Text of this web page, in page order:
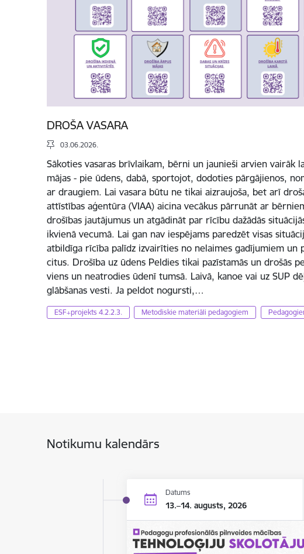
DROŠA VASARA
03.06.2026.
Sākoties vasaras brīvlaikam, bērni un jaunieši arvien vairāk
mājas - pie ūdens, dabā, sportojot, dodoties pārgājienos,
ar draugiem. Lai vasara būtu ne tikai aizraujoša, bet arī
attīstības aģentūra (VIAA) aicina vecākus pārrunāt ar
drošības jautājumus un atgādināt par rīcību dažādās
ikvienā vecumā. Lai gan nav iespējams paredzēt visas
atbildīga rīcība palīdz izvairīties no nelaimes gadījumiem un
citus. Drošība uz ūdens Peldies tikai pazīstamās un drošās
viens un neatrodies ūdenī tumsā. Laivā, kanoe vai uz SUP
glābšanas vesti. Ja peldot nogursti,…
ESF+projekts 4.2.2.3. Metodiskie materiāli pedagogiem
Notikumu kalendārs
Datums
13.–14. augusts, 2026